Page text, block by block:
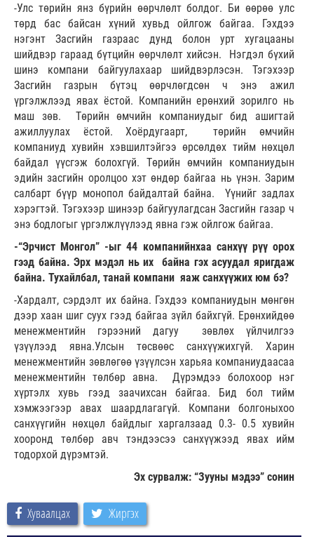
-Улс төрийн янз бүрийн өөрчлөлт болдог. Би өөрөө улс
төрд бас байсан хүний хувьд ойлгож байгаа. Гэхдээ
нэгэнт Засгийн газраас дунд болон урт хугацааны
шийдвэр гараад бүтцийн өөрчлөлт хийсэн. Нэгдэл бүхий
шинэ компани байгуулахаар шийдвэрлэсэн. Тэгэхээр
Засгийн газрын бүтэц өөрчлөгдсөн ч энэ ажил
үргэлжлээд явах ёстой. Компанийн ерөнхий зорилго нь
маш зөв. Төрийн өмчийн компаниудыг бид ашигтай
ажиллуулах ёстой. Хоёрдугаарт, төрийн өмчийн
компаниуд хувийн хэвшилтэйгээ өрсөлдөх тийм нөхцөл
байдал үүсгэж болохгүй. Төрийн өмчийн компаниудын
эдийн засгийн оролцоо хэт өндөр байгаа нь үнэн. Зарим
салбарт бүүр монопол байдалтай байна. Үүнийг задлах
хэрэгтэй. Тэгэхээр шинээр байгуулагдсан Засгийн газар ч
энэ бодлогыг үргэлжлүүлээд явна гэж ойлгож байгаа.
-“Эрчист Монгол” -ыг 44 компанийнхаа санхүү рүү орох
гээд байна. Эрх мэдэл нь их байна гэх асуудал яригдаж
байна. Тухайлбал, танай компани яаж санхүүжих юм бэ?
-Хардалт, сэрдэлт их байна. Гэхдээ компаниудын мөнгөн
дээр хаан шиг суух гээд байгаа зүйл байхгүй. Ерөнхийдөө
менежментийн гэрээний дагуу зөвлөх үйлчилгээ
үзүүлээд явна.Улсын төсвөөс санхүүжихгүй. Харин
менежментийн зөвлөгөө үзүүлсэн харьяа компаниудаасаа
менежментийн төлбөр авна. Дүрэмдээ болохоор нэг
хүртэлх хувь гээд заачихсан байгаа. Бид бол тийм
хэмжээгээр авах шаардлагагүй. Компани болгоныхоо
санхүүгийн нөхцөл байдлыг харгалзаад 0.3- 0.5 хувийн
хооронд төлбөр авч тэндээсээ санхүүжээд явах ийм
тодорхой дүрэмтэй.
Эх сурвалж: “Зууны мэдээ” сонин
Хуваалцах Жиргэх